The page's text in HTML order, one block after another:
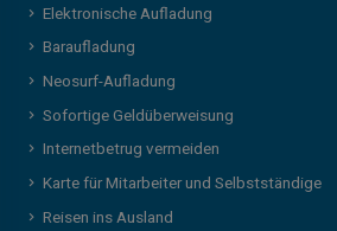
Elektronische Aufladung
Baraufladung
Neosurf-Aufladung
Sofortige Geldüberweisung
Internetbetrug vermeiden
Karte für Mitarbeiter und Selbstständige
Reisen ins Ausland